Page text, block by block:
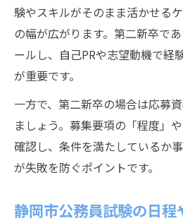
験やスキルがそのまま活かせる
の幅が広がります。第二新卒で
ールし、自己PRや志望動機で経
が重要です。
一方で、第二新卒の場合は応募
ましょう。募集要項の「程度」
確認し、条件を満たしているか
が失敗を防ぐポイントです。
静岡市公務員試験の日